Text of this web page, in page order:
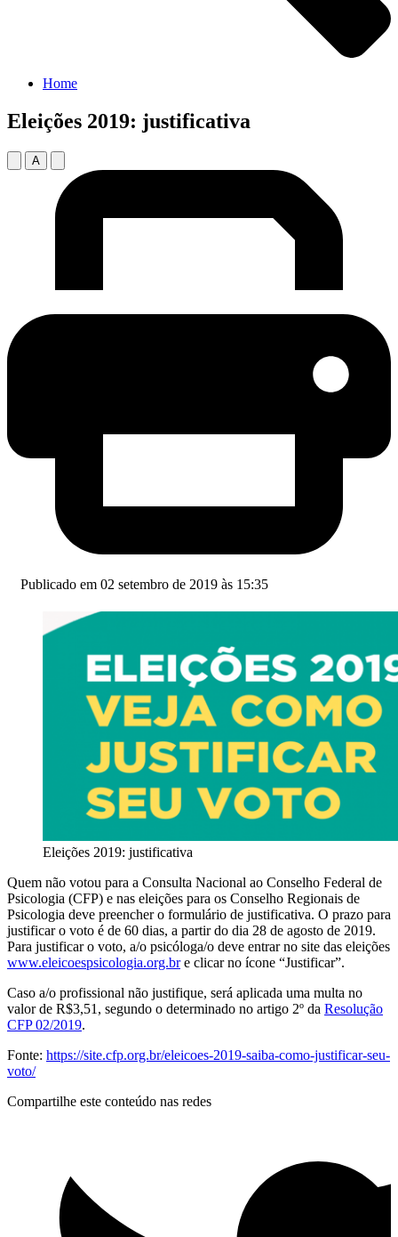
Home
Eleições 2019: justificativa
A
Publicado em 02 setembro de 2019 às 15:35
Eleições 2019: justificativa
Quem não votou para a Consulta Nacional ao Conselho Federal de
Psicologia (CFP) e nas eleições para os Conselho Regionais de
Psicologia deve preencher o formulário de justificativa. O prazo para
justificar o voto é de 60 dias, a partir do dia 28 de agosto de 2019.
Para justificar o voto, a/o psicóloga/o deve entrar no site das eleições
www.eleicoespsicologia.org.bre clicar no ícone “Justificar”.
Caso a/o profissional não justifique, será aplicada uma multa no
valor de R$3,51, segundo o determinado no artigo 2º da Resolução
CFP 02/2019.
Fonte: https://site.cfp.org.br/eleicoes-2019-saiba-como-justificar-seu-
voto/
Compartilhe este conteúdo nas redes